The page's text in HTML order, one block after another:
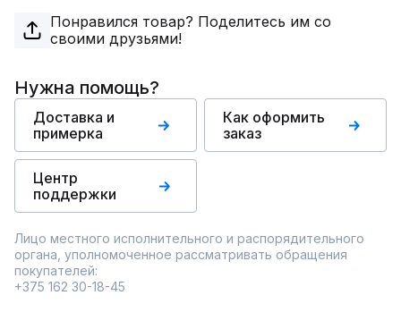
Понравился товар? Поделитесь им со
своими друзьями!
Нужна помощь?
Доставка и
примерка
Как оформить
заказ
Центр
поддержки
Лицо местного исполнительного и распорядительного
органа, уполномоченное рассматривать обращения
покупателей:
+375 162 30-18-45